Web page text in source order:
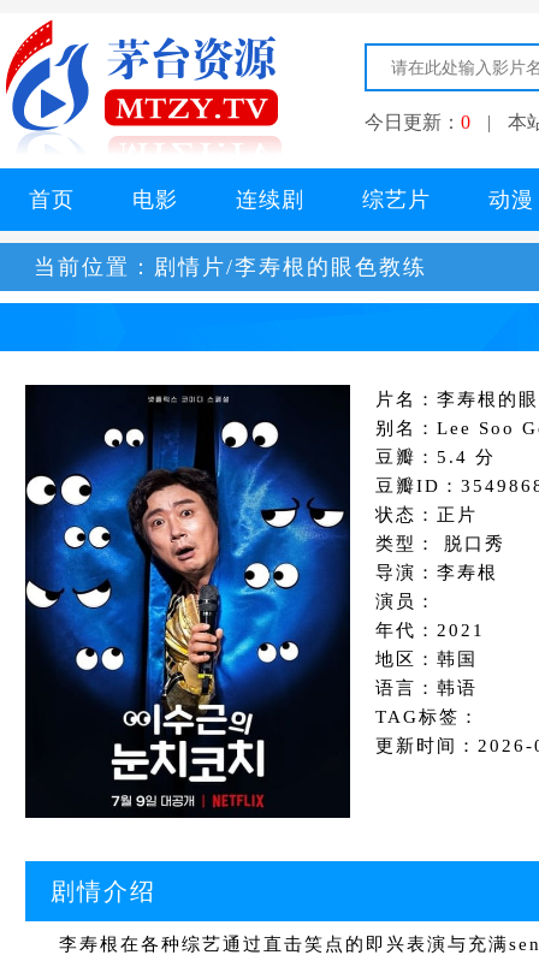
今日更新： 0 | 本
首页 电影 连续剧 综艺片 动漫
当前位置： 剧情片/李寿根的眼色教练
片名：李寿根的
别名：Lee Soo
豆瓣：5.4 分
豆瓣ID：
状态：正片
类型： 脱口秀
导演：李寿根
演员：
年代：2021
地区：韩国
语言：韩语
TAG标签：
更新时间：
剧情介绍
李寿根在各种综艺通过直击笑点的即兴表演与充满